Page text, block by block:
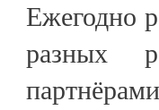
Ежегодно
разных